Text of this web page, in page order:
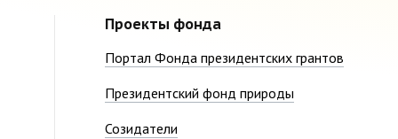
Проекты фонда
Портал Фонда президентских грантов
Президентский фонд природы
Созидатели